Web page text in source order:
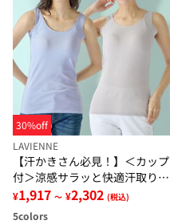
30%off
LAVIENNE
【汗かきさん必見！】＜カップ
付＞涼感サラッと快適汗取りタ
ンクトップインナー＜さらりラ
ボ＞
¥1,917 ～ ¥2,302 (税込)
5colors